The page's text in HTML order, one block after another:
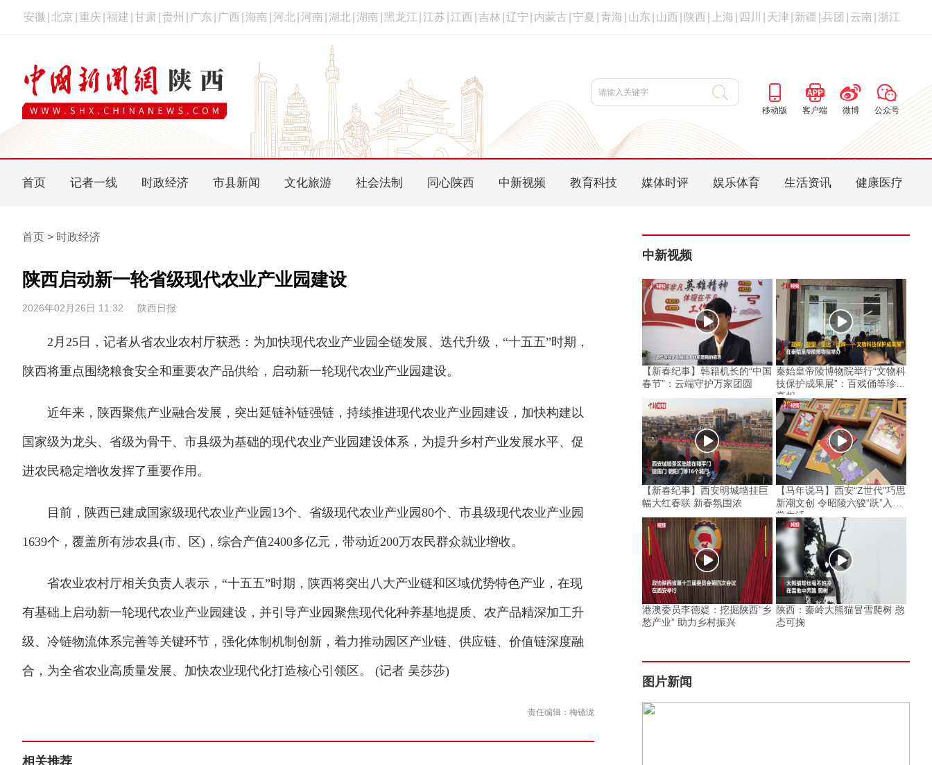
安徽 北京 重庆 福建 甘肃 贵州 广东 广西 海南 河北 河南 湖北 湖南 黑龙江 江苏 江西 吉林 辽宁 内蒙古 宁夏 青海 山东 山西 陕西 上海 四川 天津 新疆 兵团 云南 浙江
移动版 客户端 微博 公众号
首页 记者一线 时政经济 市县新闻 文化旅游 社会法制 同心陕西 中新视频 教育科技 媒体时评 娱乐体育 生活资讯 健康医疗
首页 > 时政经济
陕西启动新一轮省级现代农业产业园建设
2026年02月26日 11:32 陕西日报
2月25日，记者从省农业农村厅获悉：为加快现代农业产业园全链发展、迭代升级，“十五五”时期，
陕西将重点围绕粮食安全和重要农产品供给，启动新一轮现代农业产业园建设。
近年来，陕西聚焦产业融合发展，突出延链补链强链，持续推进现代农业产业园建设，加快构建以
国家级为龙头、省级为骨干、市县级为基础的现代农业产业园建设体系，为提升乡村产业发展水平、促
进农民稳定增收发挥了重要作用。
目前，陕西已建成国家级现代农业产业园13个、省级现代农业产业园80个、市县级现代农业产业园
1639个，覆盖所有涉农县(市、区)，综合产值2400多亿元，带动近200万农民群众就业增收。
省农业农村厅相关负责人表示，“十五五”时期，陕西将突出八大产业链和区域优势特色产业，在现
有基础上启动新一轮现代农业产业园建设，并引导产业园聚焦现代化种养基地提质、农产品精深加工升
级、冷链物流体系完善等关键环节，强化体制机制创新，着力推动园区产业链、供应链、价值链深度融
合，为全省农业高质量发展、加快农业现代化打造核心引领区。 (记者 吴莎莎)
责任编辑：梅镱泷
相关推荐
中新视频
【新春纪事】韩籍机长的“中国
春节”：云端守护万家团圆
秦始皇帝陵博物院举行“文物科
技保护成果展”：百戏俑等珍品
亮相
【新春纪事】西安明城墙挂巨
幅大红春联 新春氛围浓
【马年说马】西安“Z世代”巧思
新潮文创 令昭陵六骏“跃”入寻
常生活
港澳委员李德媞：挖掘陕西“乡
愁产业” 助力乡村振兴
陕西：秦岭大熊猫冒雪爬树 憨
态可掬
图片新闻